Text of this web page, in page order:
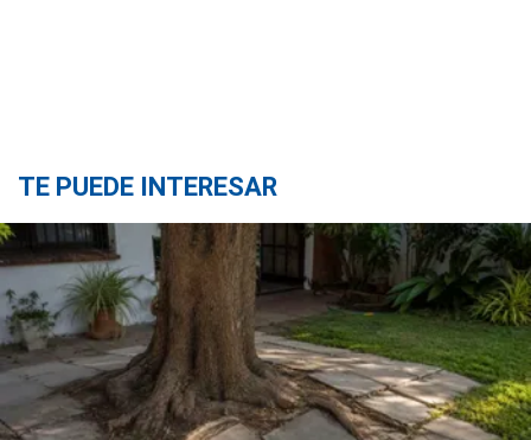
TE PUEDE INTERESAR